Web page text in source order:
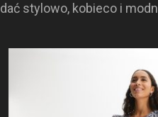
stylowo, kobieco i